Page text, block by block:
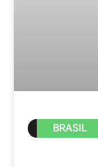
BRASIL